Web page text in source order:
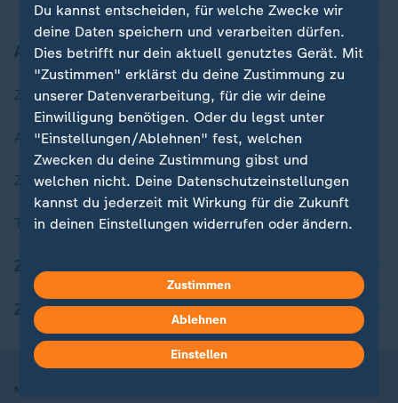
Aktuell bei ZDFheute
Zuletzt veröffentlicht
Aktuelle Sendungs-Videos
ZDFheute Stories
Themen im Überblick
ZDFheute Apps
Nutzungsbedingungen
Du kannst entscheiden, für welche Zwecke wir
deine Daten speichern und verarbeiten dürfen.
Dies betrifft nur dein aktuell genutztes Gerät. Mit
"Zustimmen" erklärst du deine Zustimmung zu
unserer Datenverarbeitung, für die wir deine
Einwilligung benötigen. Oder du legst unter
"Einstellungen/Ablehnen" fest, welchen
Zwecken du deine Zustimmung gibst und
welchen nicht. Deine Datenschutzeinstellungen
kannst du jederzeit mit Wirkung für die Zukunft
in deinen Einstellungen widerrufen oder ändern.
Weitere Informationen findest du in unserer
Datenschutzerklärung.
Zustimmen
Ablehnen
Einstellen